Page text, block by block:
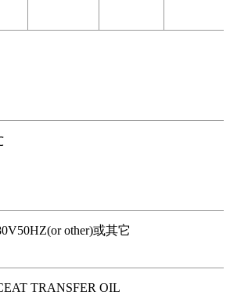
other)或其它
TRANSFER OIL